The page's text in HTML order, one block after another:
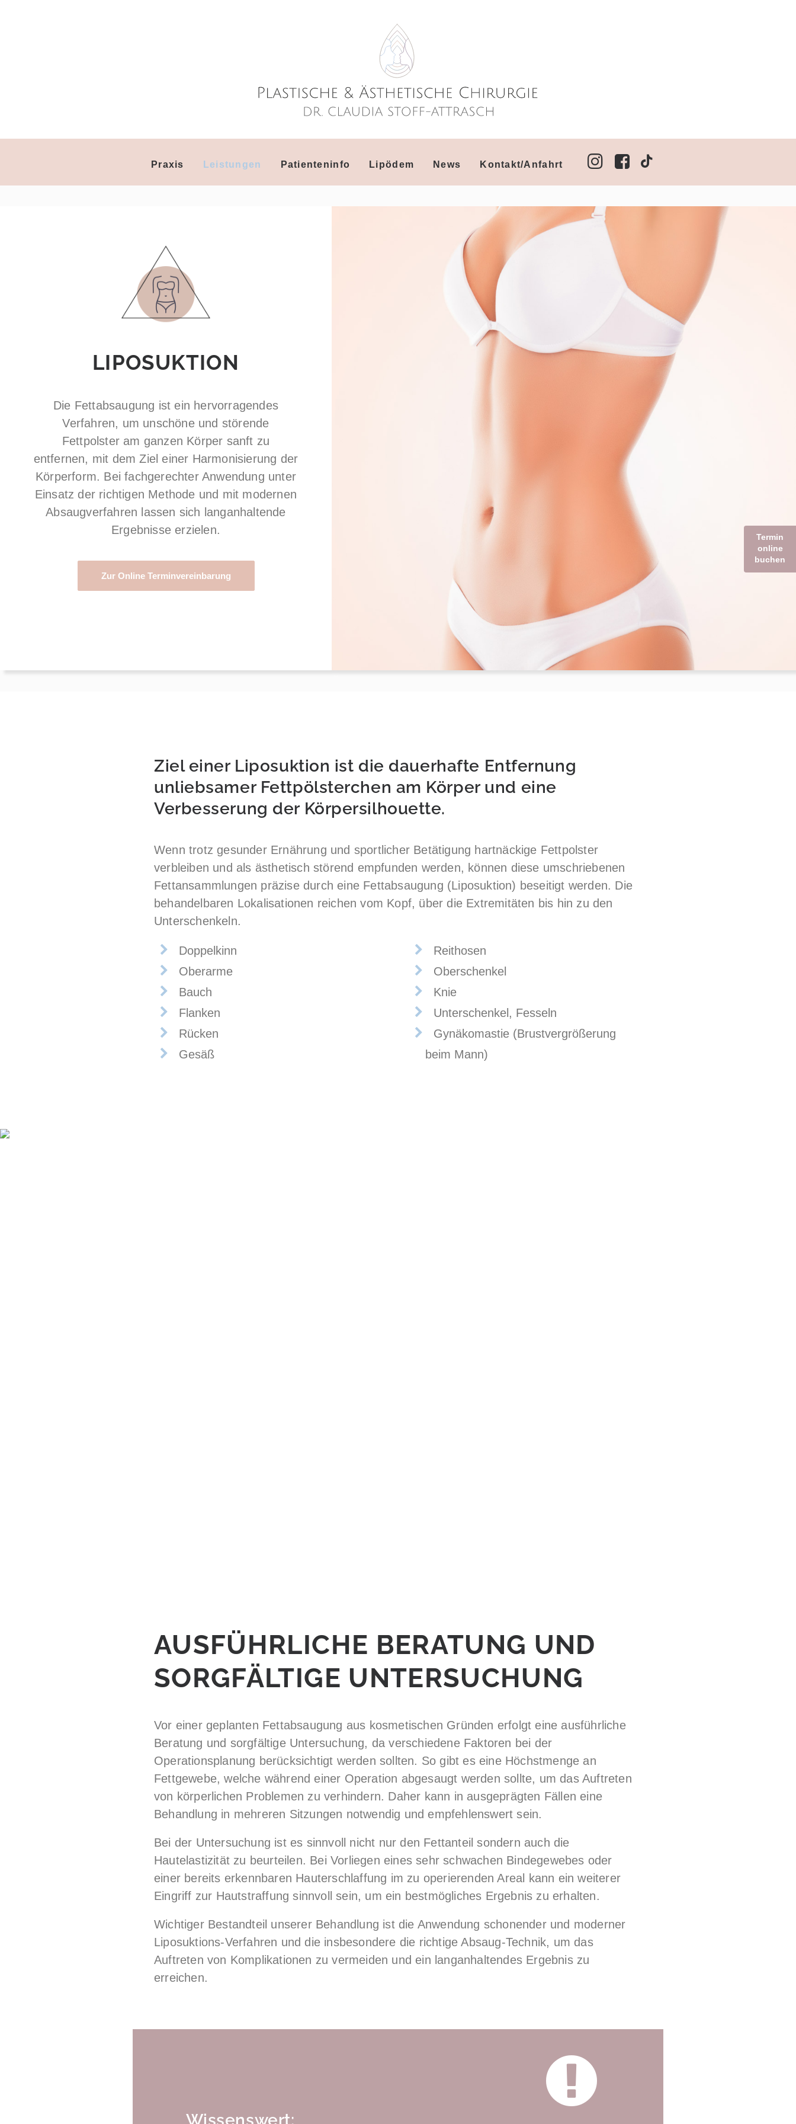
Praxis Leistungen Patienteninfo Lipödem News Kontakt/Anfahrt
LIPO­SUKTION
Die Fettabsaugung ist ein hervorragendes
Verfahren, um unschöne und störende
Fettpolster am ganzen Körper sanft zu
entfernen, mit dem Ziel einer Harmonisierung der
Körperform. Bei fachgerechter Anwendung unter
Einsatz der richtigen Methode und mit modernen
Absaugverfahren lassen sich langanhaltende
Ergebnisse erzielen.
Zur Online Terminvereinbarung
Ziel einer Liposuktion ist die dauerhafte Entfernung
unliebsamer Fettpölsterchen am Körper und eine
Verbesserung der Körpersilhouette.
Wenn trotz gesunder Ernährung und sportlicher Betätigung hartnäckige Fettpolster
verbleiben und als ästhetisch störend empfunden werden, können diese umschriebenen
Fettansammlungen präzise durch eine Fettabsaugung (Liposuktion) beseitigt werden. Die
behandelbaren Lokalisationen reichen vom Kopf, über die Extremitäten bis hin zu den
Unterschenkeln.
Doppelkinn
Oberarme
Bauch
Flanken
Rücken
Gesäß
Reithosen
Oberschenkel
Knie
Unterschenkel, Fesseln
Gynäkomastie (Brustvergrößerung
beim Mann)
AUSFÜHRLICHE BERATUNG UND
SORGFÄLTIGE UNTERSUCHUNG
Vor einer geplanten Fettabsaugung aus kosmetischen Gründen erfolgt eine ausführliche
Beratung und sorgfältige Untersuchung, da verschiedene Faktoren bei der
Operationsplanung berücksichtigt werden sollten. So gibt es eine Höchstmenge an
Fettgewebe, welche während einer Operation abgesaugt werden sollte, um das Auftreten
von körperlichen Problemen zu verhindern. Daher kann in ausgeprägten Fällen eine
Behandlung in mehreren Sitzungen notwendig und empfehlenswert sein.
Bei der Untersuchung ist es sinnvoll nicht nur den Fettanteil sondern auch die
Hautelastizität zu beurteilen. Bei Vorliegen eines sehr schwachen Bindegewebes oder
einer bereits erkennbaren Hauterschlaffung im zu operierenden Areal kann ein weiterer
Eingriff zur Hautstraffung sinnvoll sein, um ein bestmögliches Ergebnis zu erhalten.
Wichtiger Bestandteil unserer Behandlung ist die Anwendung schonender und moderner
Liposuktions-Verfahren und die insbesondere die richtige Absaug-Technik, um das
Auftreten von Komplikationen zu vermeiden und ein langanhaltendes Ergebnis zu
erreichen.
Termin
online
buchen